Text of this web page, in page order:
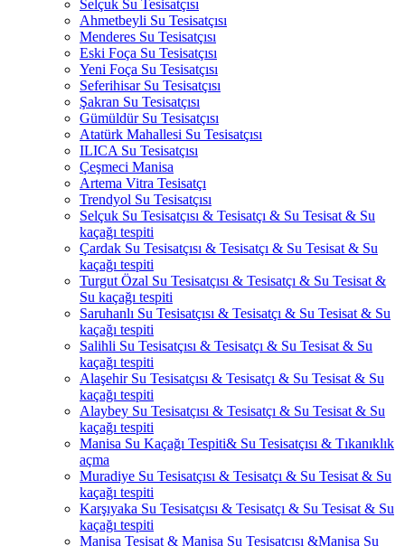
Selçuk Su Tesisatçısı
Ahmetbeyli Su Tesisatçısı
Menderes Su Tesisatçısı
Eski Foça Su Tesisatçısı
Yeni Foça Su Tesisatçısı
Seferihisar Su Tesisatçısı
Şakran Su Tesisatçısı
Gümüldür Su Tesisatçısı
Atatürk Mahallesi Su Tesisatçısı
ILICA Su Tesisatçısı
Çeşmeci Manisa
Artema Vitra Tesisatçı
Trendyol Su Tesisatçısı
Selçuk Su Tesisatçısı & Tesisatçı & Su Tesisat & Su
kaçağı tespiti
Çardak Su Tesisatçısı & Tesisatçı & Su Tesisat & Su
kaçağı tespiti
Turgut Özal Su Tesisatçısı & Tesisatçı & Su Tesisat &
Su kaçağı tespiti
Saruhanlı Su Tesisatçısı & Tesisatçı & Su Tesisat & Su
kaçağı tespiti
Salihli Su Tesisatçısı & Tesisatçı & Su Tesisat & Su
kaçağı tespiti
Alaşehir Su Tesisatçısı & Tesisatçı & Su Tesisat & Su
kaçağı tespiti
Alaybey Su Tesisatçısı & Tesisatçı & Su Tesisat & Su
kaçağı tespiti
Manisa Su Kaçağı Tespiti& Su Tesisatçısı & Tıkanıklık
açma
Muradiye Su Tesisatçısı & Tesisatçı & Su Tesisat & Su
kaçağı tespiti
Karşıyaka Su Tesisatçısı & Tesisatçı & Su Tesisat & Su
kaçağı tespiti
Manisa Tesisat & Manisa Su Tesisatçısı &Manisa Su